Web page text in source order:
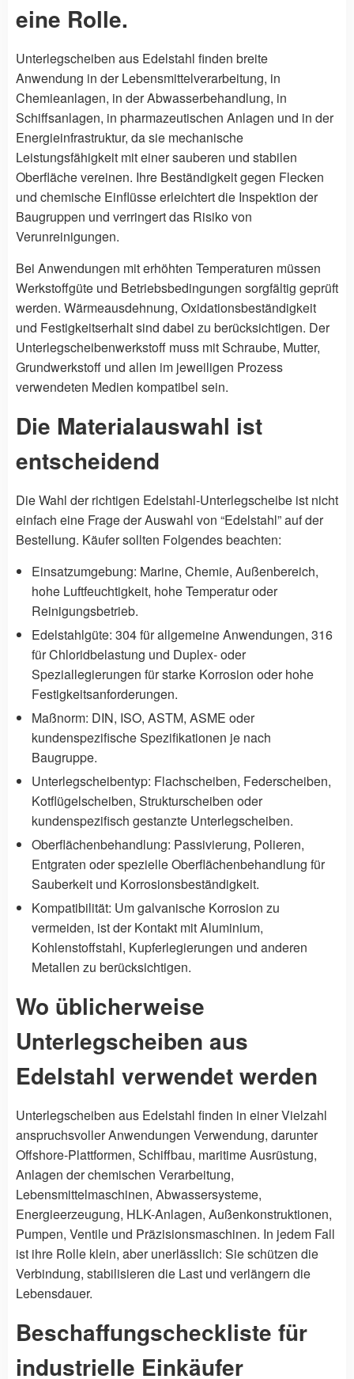
eine Rolle.
Unterlegscheiben aus Edelstahl finden breite
Anwendung in der Lebensmittelverarbeitung, in
Chemieanlagen, in der Abwasserbehandlung, in
Schiffsanlagen, in pharmazeutischen Anlagen und in der
Energieinfrastruktur, da sie mechanische
Leistungsfähigkeit mit einer sauberen und stabilen
Oberfläche vereinen. Ihre Beständigkeit gegen Flecken
und chemische Einflüsse erleichtert die Inspektion der
Baugruppen und verringert das Risiko von
Verunreinigungen.
Bei Anwendungen mit erhöhten Temperaturen müssen
Werkstoffgüte und Betriebsbedingungen sorgfältig geprüft
werden. Wärmeausdehnung, Oxidationsbeständigkeit
und Festigkeitserhalt sind dabei zu berücksichtigen. Der
Unterlegscheibenwerkstoff muss mit Schraube, Mutter,
Grundwerkstoff und allen im jeweiligen Prozess
verwendeten Medien kompatibel sein.
Die Materialauswahl ist
entscheidend
Die Wahl der richtigen Edelstahl-Unterlegscheibe ist nicht
einfach eine Frage der Auswahl von “Edelstahl” auf der
Bestellung. Käufer sollten Folgendes beachten:
Einsatzumgebung: Marine, Chemie, Außenbereich,
hohe Luftfeuchtigkeit, hohe Temperatur oder
Reinigungsbetrieb.
Edelstahlgüte: 304 für allgemeine Anwendungen, 316
für Chloridbelastung und Duplex- oder
Speziallegierungen für starke Korrosion oder hohe
Festigkeitsanforderungen.
Maßnorm: DIN, ISO, ASTM, ASME oder
kundenspezifische Spezifikationen je nach
Baugruppe.
Unterlegscheibentyp: Flachscheiben, Federscheiben,
Kotflügelscheiben, Strukturscheiben oder
kundenspezifisch gestanzte Unterlegscheiben.
Oberflächenbehandlung: Passivierung, Polieren,
Entgraten oder spezielle Oberflächenbehandlung für
Sauberkeit und Korrosionsbeständigkeit.
Kompatibilität: Um galvanische Korrosion zu
vermeiden, ist der Kontakt mit Aluminium,
Kohlenstoffstahl, Kupferlegierungen und anderen
Metallen zu berücksichtigen.
Wo üblicherweise
Unterlegscheiben aus
Edelstahl verwendet werden
Unterlegscheiben aus Edelstahl finden in einer Vielzahl
anspruchsvoller Anwendungen Verwendung, darunter
Offshore-Plattformen, Schiffbau, maritime Ausrüstung,
Anlagen der chemischen Verarbeitung,
Lebensmittelmaschinen, Abwassersysteme,
Energieerzeugung, HLK-Anlagen, Außenkonstruktionen,
Pumpen, Ventile und Präzisionsmaschinen. In jedem Fall
ist ihre Rolle klein, aber unerlässlich: Sie schützen die
Verbindung, stabilisieren die Last und verlängern die
Lebensdauer.
Beschaffungscheckliste für
industrielle Einkäufer